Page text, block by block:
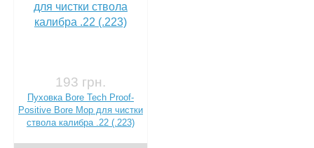
193 грн.
Пуховка Bore Tech Proof-
Positive Bore Mop для чистки
ствола калибра .22 (.223)